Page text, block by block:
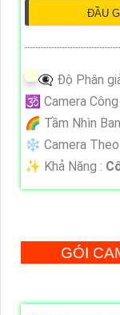
ĐẦU
👁️‍🗨 Độ Phân
🕉️ Camera Công
🌈 Tầm Nhìn
❄ Camera Theo
️✨ Khả Năng :
GÓI